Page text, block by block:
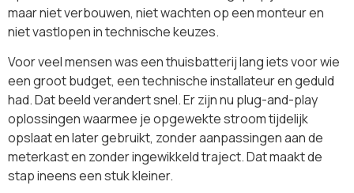
maar niet verbouwen, niet wachten op een monteur en
niet vastlopen in technische keuzes.
Voor veel mensen was een thuisbatterij lang iets voor wie
een groot budget, een technische installateur en geduld
had. Dat beeld verandert snel. Er zijn nu plug-and-play
oplossingen waarmee je opgewekte stroom tijdelijk
opslaat en later gebruikt, zonder aanpassingen aan de
meterkast en zonder ingewikkeld traject. Dat maakt de
stap ineens een stuk kleiner.